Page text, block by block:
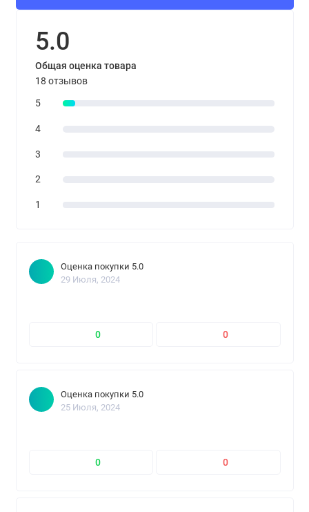
5.0
Общая оценка товара
18 отзывов
5
4
3
2
1
Оценка покупки 5.0
29 Июля, 2024
0 0
Оценка покупки 5.0
25 Июля, 2024
0 0